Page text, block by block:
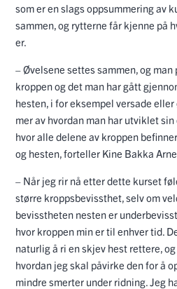
som er en slags oppsummering av
sammen, og rytterne får kjenne på
er.
– Øvelsene settes sammen, og man
kroppen og det man har gått
hesten, i for eksempel versade
mer av hvordan man har utviklet
hvor alle delene av kroppen
og hesten, forteller Kine Bakka
– Når jeg rir nå etter dette kurset
større kroppsbevissthet, selv om
bevisstheten nesten er
hvor kroppen min er til enhver tid.
naturlig å ri en skjev hest rettere,
hvordan jeg skal påvirke den for å
mindre smerter under ridning. Jeg